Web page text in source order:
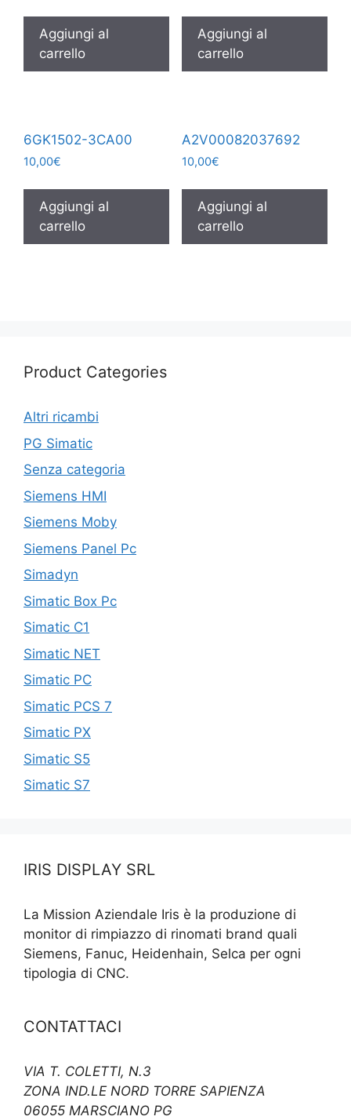
Aggiungi al
carrello
Aggiungi al
carrello
6GK1502-3CA00
10,00€
Aggiungi al
carrello
A2V00082037692
10,00€
Aggiungi al
carrello
Product Categories
Altri ricambi
PG Simatic
Senza categoria
Siemens HMI
Siemens Moby
Siemens Panel Pc
Simadyn
Simatic Box Pc
Simatic C1
Simatic NET
Simatic PC
Simatic PCS 7
Simatic PX
Simatic S5
Simatic S7
IRIS DISPLAY SRL
La Mission Aziendale Iris è la produzione di
monitor di rimpiazzo di rinomati brand quali
Siemens, Fanuc, Heidenhain, Selca per ogni
tipologia di CNC.
CONTATTACI
VIA T. COLETTI, N.3
ZONA IND.LE NORD TORRE SAPIENZA
06055 MARSCIANO PG